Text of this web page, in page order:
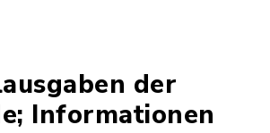
der
Informationen